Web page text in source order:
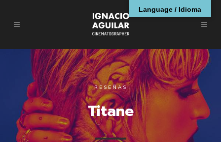
RESEÑAS
Titane
Language / Idioma